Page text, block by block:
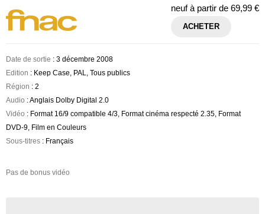
neuf à partir de 69,99 €
ACHETER
Date de sortie : 3 décembre 2008
Edition : Keep Case, PAL, Tous publics
Région : 2
Audio : Anglais Dolby Digital 2.0
Vidéo : Format 16/9 compatible 4/3, Format cinéma respecté 2.35, Format
DVD-9, Film en Couleurs
Sous-titres : Français
Pas de bonus vidéo